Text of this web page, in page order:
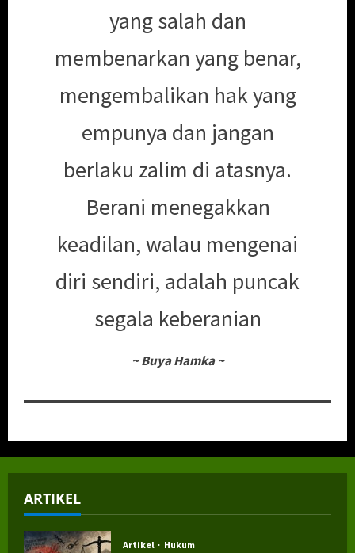
yang salah dan
membenarkan yang benar,
mengembalikan hak yang
empunya dan jangan
berlaku zalim di atasnya.
Berani menegakkan
keadilan, walau mengenai
diri sendiri, adalah puncak
segala keberanian
~ Buya Hamka ~
ARTIKEL
Artikel Hukum